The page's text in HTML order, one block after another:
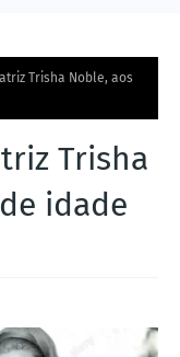
Trisha Noble, aos
Trisha
idade